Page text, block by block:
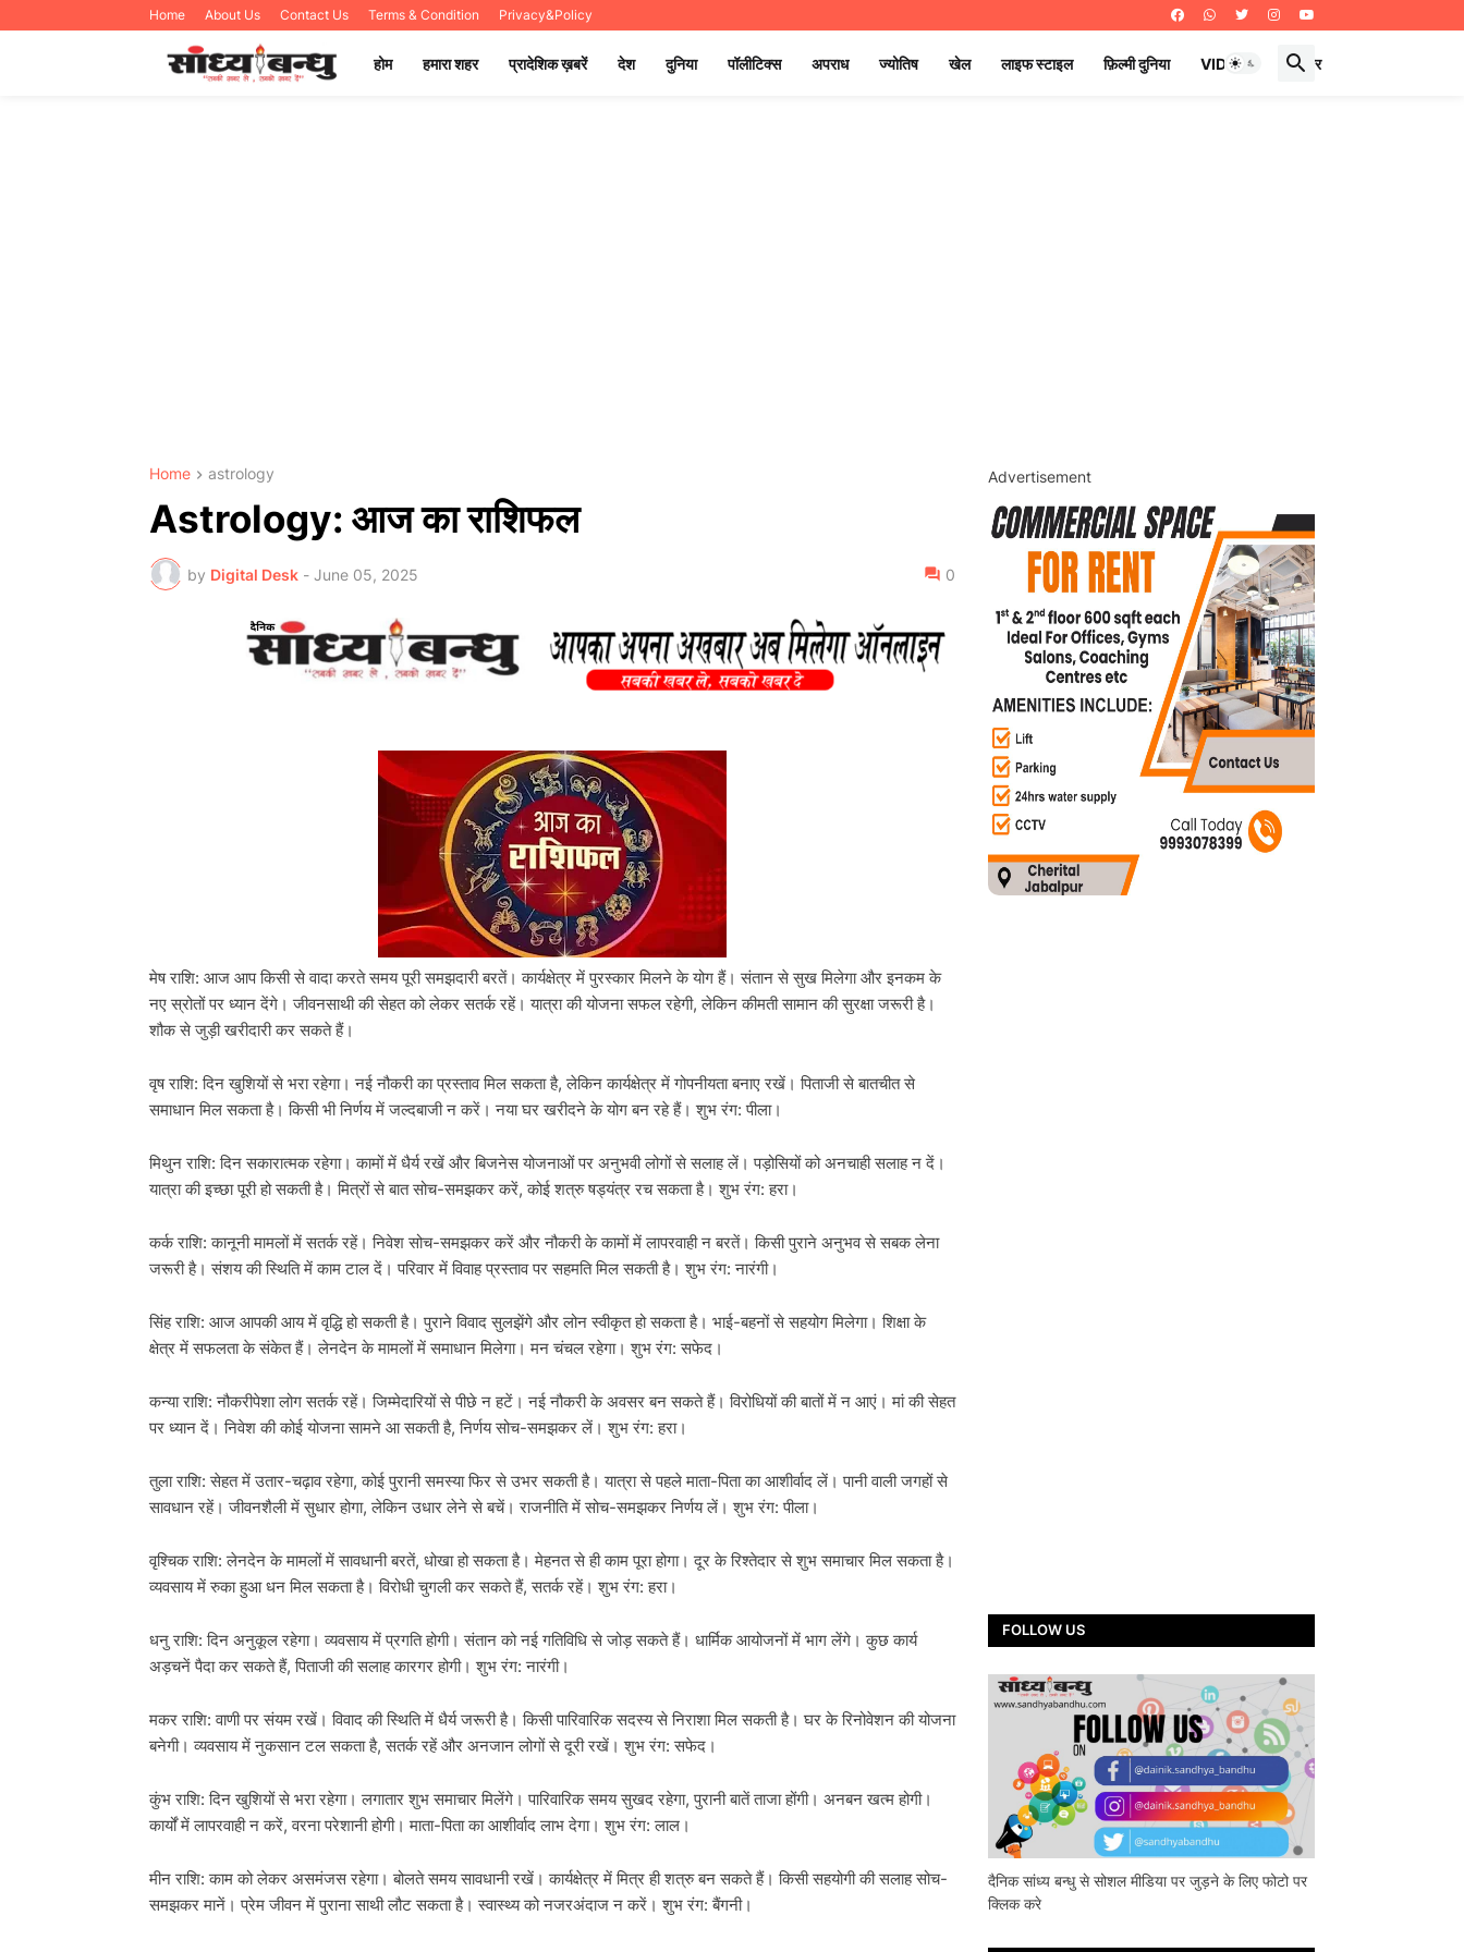
Home About Us Contact Us Terms & Condition Privacy&Policy
होम हमारा शहर प्रादेशिक ख़बरें देश दुनिया पॉलीटिक्स अपराध ज्योतिष खेल लाइफ स्टाइल फ़िल्मी दुनिया VIDEOS ई पेपर
Home astrology
Astrology: आज का राशिफल
by Digital Desk - June 05, 2025 0
मेष राशि: आज आप किसी से वादा करते समय पूरी समझदारी बरतें। कार्यक्षेत्र में पुरस्कार मिलने के योग हैं। संतान से सुख मिलेगा और इनकम के
नए स्रोतों पर ध्यान देंगे। जीवनसाथी की सेहत को लेकर सतर्क रहें। यात्रा की योजना सफल रहेगी, लेकिन कीमती सामान की सुरक्षा जरूरी है।
शौक से जुड़ी खरीदारी कर सकते हैं।
वृष राशि: दिन खुशियों से भरा रहेगा। नई नौकरी का प्रस्ताव मिल सकता है, लेकिन कार्यक्षेत्र में गोपनीयता बनाए रखें। पिताजी से बातचीत से
समाधान मिल सकता है। किसी भी निर्णय में जल्दबाजी न करें। नया घर खरीदने के योग बन रहे हैं। शुभ रंग: पीला।
मिथुन राशि: दिन सकारात्मक रहेगा। कामों में धैर्य रखें और बिजनेस योजनाओं पर अनुभवी लोगों से सलाह लें। पड़ोसियों को अनचाही सलाह न दें।
यात्रा की इच्छा पूरी हो सकती है। मित्रों से बात सोच-समझकर करें, कोई शत्रु षड्यंत्र रच सकता है। शुभ रंग: हरा।
कर्क राशि: कानूनी मामलों में सतर्क रहें। निवेश सोच-समझकर करें और नौकरी के कामों में लापरवाही न बरतें। किसी पुराने अनुभव से सबक लेना
जरूरी है। संशय की स्थिति में काम टाल दें। परिवार में विवाह प्रस्ताव पर सहमति मिल सकती है। शुभ रंग: नारंगी।
सिंह राशि: आज आपकी आय में वृद्धि हो सकती है। पुराने विवाद सुलझेंगे और लोन स्वीकृत हो सकता है। भाई-बहनों से सहयोग मिलेगा। शिक्षा के
क्षेत्र में सफलता के संकेत हैं। लेनदेन के मामलों में समाधान मिलेगा। मन चंचल रहेगा। शुभ रंग: सफेद।
कन्या राशि: नौकरीपेशा लोग सतर्क रहें। जिम्मेदारियों से पीछे न हटें। नई नौकरी के अवसर बन सकते हैं। विरोधियों की बातों में न आएं। मां की सेहत
पर ध्यान दें। निवेश की कोई योजना सामने आ सकती है, निर्णय सोच-समझकर लें। शुभ रंग: हरा।
तुला राशि: सेहत में उतार-चढ़ाव रहेगा, कोई पुरानी समस्या फिर से उभर सकती है। यात्रा से पहले माता-पिता का आशीर्वाद लें। पानी वाली जगहों से
सावधान रहें। जीवनशैली में सुधार होगा, लेकिन उधार लेने से बचें। राजनीति में सोच-समझकर निर्णय लें। शुभ रंग: पीला।
वृश्चिक राशि: लेनदेन के मामलों में सावधानी बरतें, धोखा हो सकता है। मेहनत से ही काम पूरा होगा। दूर के रिश्तेदार से शुभ समाचार मिल सकता है।
व्यवसाय में रुका हुआ धन मिल सकता है। विरोधी चुगली कर सकते हैं, सतर्क रहें। शुभ रंग: हरा।
धनु राशि: दिन अनुकूल रहेगा। व्यवसाय में प्रगति होगी। संतान को नई गतिविधि से जोड़ सकते हैं। धार्मिक आयोजनों में भाग लेंगे। कुछ कार्य
अड़चनें पैदा कर सकते हैं, पिताजी की सलाह कारगर होगी। शुभ रंग: नारंगी।
मकर राशि: वाणी पर संयम रखें। विवाद की स्थिति में धैर्य जरूरी है। किसी पारिवारिक सदस्य से निराशा मिल सकती है। घर के रिनोवेशन की योजना
बनेगी। व्यवसाय में नुकसान टल सकता है, सतर्क रहें और अनजान लोगों से दूरी रखें। शुभ रंग: सफेद।
कुंभ राशि: दिन खुशियों से भरा रहेगा। लगातार शुभ समाचार मिलेंगे। पारिवारिक समय सुखद रहेगा, पुरानी बातें ताजा होंगी। अनबन खत्म होगी।
कार्यों में लापरवाही न करें, वरना परेशानी होगी। माता-पिता का आशीर्वाद लाभ देगा। शुभ रंग: लाल।
मीन राशि: काम को लेकर असमंजस रहेगा। बोलते समय सावधानी रखें। कार्यक्षेत्र में मित्र ही शत्रु बन सकते हैं। किसी सहयोगी की सलाह सोच-
समझकर मानें। प्रेम जीवन में पुराना साथी लौट सकता है। स्वास्थ्य को नजरअंदाज न करें। शुभ रंग: बैंगनी।
Advertisement
FOLLOW US
दैनिक सांध्य बन्धु से सोशल मीडिया पर जुड़ने के लिए फोटो पर
क्लिक करे